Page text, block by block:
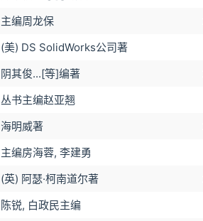
主编周龙保
(美) DS SolidWorks公司著
阴其俊...[等]编著
丛书主编赵亚翘
海明威著
主编房海蓉, 李建勇
(英) 阿瑟·柯南道尔著
陈锐, 白政民主编